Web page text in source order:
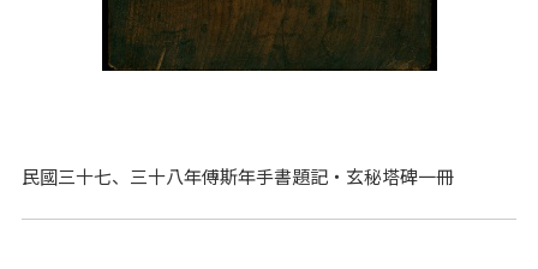
民國三十七、三十八年傅斯年手書題記‧玄秘塔碑一冊